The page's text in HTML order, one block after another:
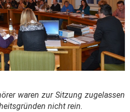
waren zur Sitzung zugelassen
nicht rein.